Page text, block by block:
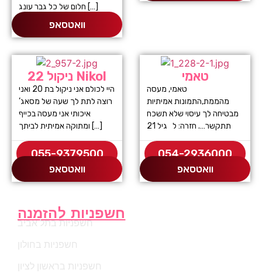
חלום של כל גבר עונג […]
וואטסאפ
ניקול 22 Nikol
היי לכולם אני ניקול בת 20 ואני
רוצה לתת לך שעה של מסאג’
איכותי אני מעסה בכייף
ומתוקה אמיתית לביתך […]
055-9379500
וואטסאפ
טאמי
טאמי, מעסה
מהממת,התמונות אמיתיות
מבטיחה לך עיסוי שלא תשכח
054-2936000
וואטסאפ
חשפניות להזמנה
חשפניות בתל אביב
חשפניות בחולון
חשפניות בראשון לציון